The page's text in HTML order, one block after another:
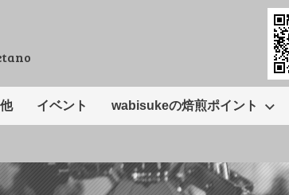
イベント wabisukeの焙煎ポイント